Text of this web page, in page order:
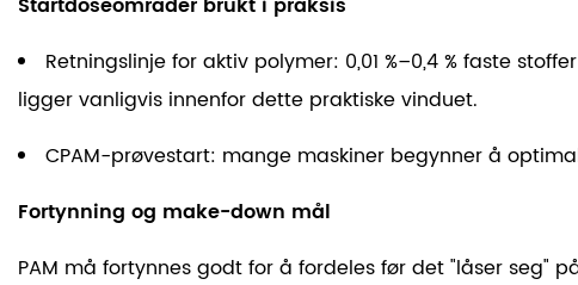
Retningslinje for aktiv polymer: 0,01 %–0,4 %faste
ligger vanligvis innenfor dette praktiske vinduet.
CPAM-prøvestart: mange maskiner begynner å
Fortynning og make-down mål
PAM må fortynnes godt for å fordeles før det "låser seg"